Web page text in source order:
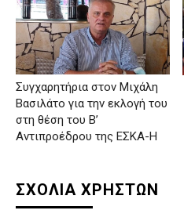
Συγχαρητήρια στον Μιχάλη
Βασιλάτο για την εκλογή του
στη θέση του Β’
Αντιπροέδρου της ΕΣΚΑ-Η
ΣΧΟΛΙΑ ΧΡΗΣΤΩΝ